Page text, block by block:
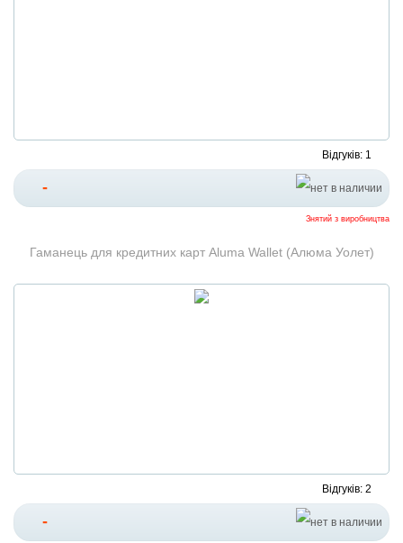
Відгуків: 1
-
Знятий з виробництва
Гаманець для кредитних карт Aluma Wallet (Алюма Уолет)
Відгуків: 2
-